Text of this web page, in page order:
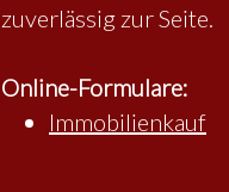
zuverlässig zur Seite.
Online-Formulare:
Immobilienkauf